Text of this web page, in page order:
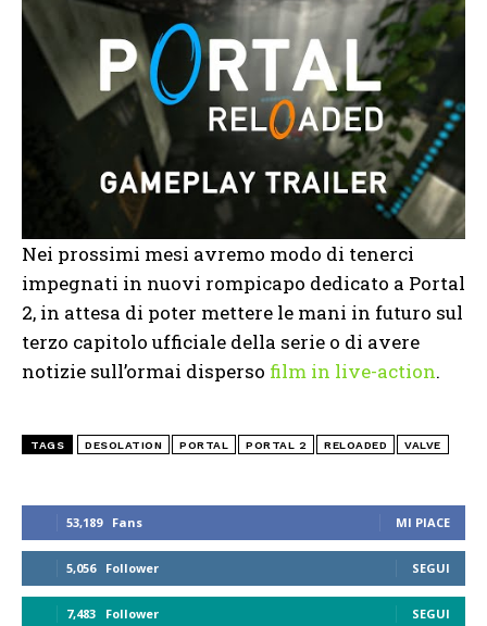
53,189 Fans MI PIACE
5,056 Follower SEGUI
7,483 Follower SEGUI
Nei prossimi mesi avremo modo di tenerci
impegnati in nuovi rompicapo dedicato a Portal
2, in attesa di poter mettere le mani in futuro sul
terzo capitolo ufficiale della serie o di avere
notizie sull’ormai disperso film in live-action.
TAGS DESOLATION PORTAL PORTAL 2 RELOADED VALVE